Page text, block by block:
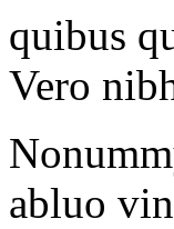
quibus
Vero
abluo